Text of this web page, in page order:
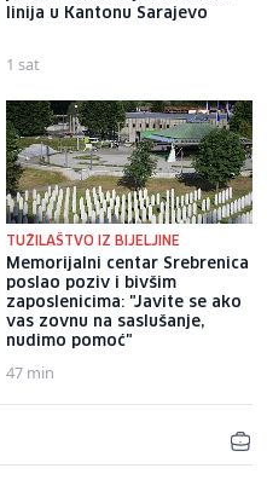
linija u Kantonu Sarajevo
1 sat
TUŽILAŠTVO IZ BIJELJINE
Memorijalni centar Srebrenica
poslao poziv i bivšim
zaposlenicima: "Javite se ako
vas zovnu na saslušanje,
nudimo pomoć"
47 min